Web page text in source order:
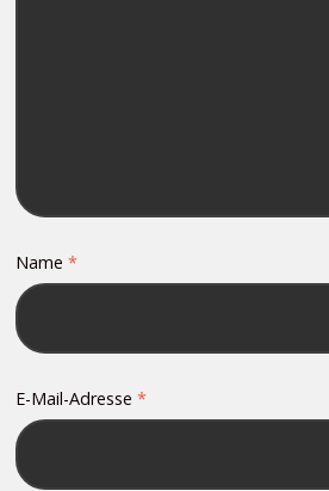
Name*
E-Mail-Adresse*